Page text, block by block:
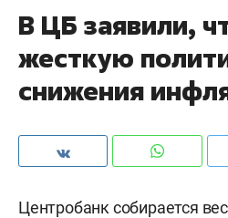
В ЦБ заявили,
жесткую
снижения
Центробанк собирается